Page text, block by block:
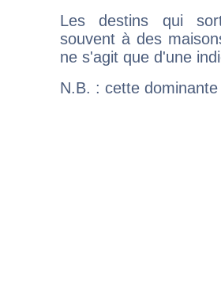
Les destins qui
souvent à des
ne s'agit que d'une
N.B. : cette